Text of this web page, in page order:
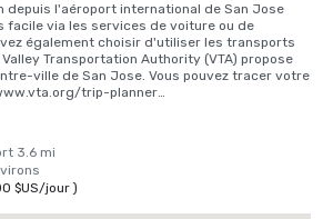
depuis l'aéroport international de San Jose
facile via les services de voiture ou de
également choisir d'utiliser les transports
Transportation Authority (VTA) propose
ville de San Jose. Vous pouvez tracer votre
trip-planner
faire les 40 minutes de route vers le sud ou
Vous pouvez également utiliser le
https://www.bart.gov et
3.6 mi
$US/jour)